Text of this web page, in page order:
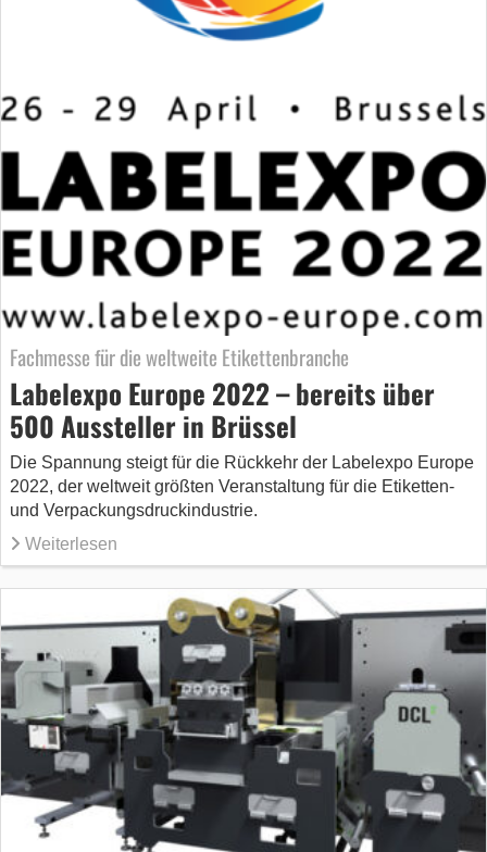
Fachmesse für die weltweite Etikettenbranche
Labelexpo Europe 2022 – bereits über
500 Aussteller in Brüssel
Die Spannung steigt für die Rückkehr der Labelexpo Europe
2022, der weltweit größten Veranstaltung für die Etiketten-
und Verpackungsdruckindustrie.
Weiterlesen